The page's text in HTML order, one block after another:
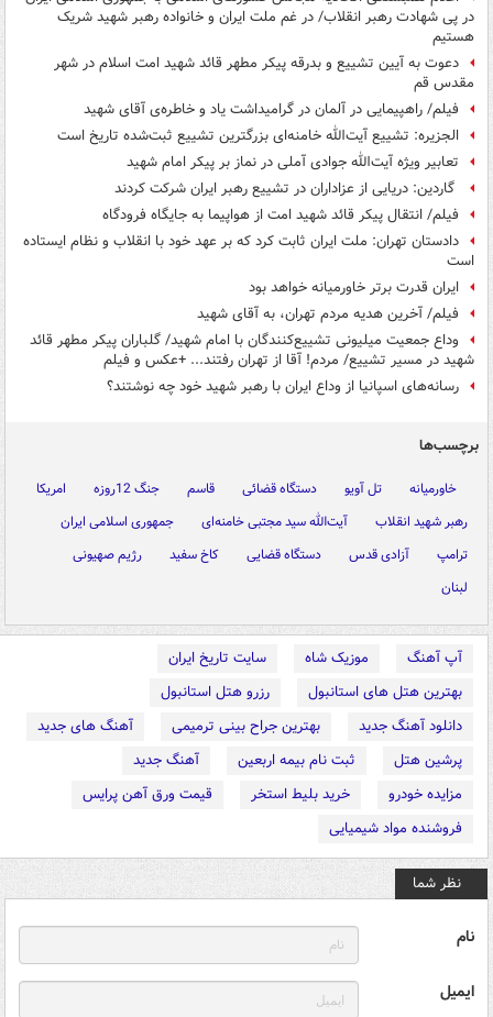
در پی شهادت رهبر انقلاب/ در غم ملت ایران و خانواده رهبر شهید شریک
هستیم
دعوت به آیین تشییع و بدرقه پیکر مطهر قائد شهید امت اسلام در شهر
مقدس قم
فیلم/ راهپیمایی در آلمان در گرامیداشت یاد و خاطره‌ی آقای شهید
الجزیره: تشییع آیت‌الله خامنه‌ای بزرگترین تشییع ثبت‌شده تاریخ است
تعابیر ویژه آیت‌الله جوادی آملی در نماز بر پیکر امام شهید
گاردین: دریایی از عزاداران در تشییع رهبر ایران شرکت کردند
فیلم/ انتقال پیکر قائد شهید امت از هواپیما به جایگاه فرودگاه
دادستان تهران: ملت ایران ثابت کرد که بر عهد خود با انقلاب و نظام ایستاده
است
ایران قدرت برتر خاورمیانه خواهد بود
فیلم/ آخرین هدیه مردم تهران، به آقای شهید
وداع جمعیت میلیونی تشییع‌کنندگان با امام شهید/ گلباران پیکر مطهر قائد
شهید در مسیر تشییع‌/ مردم! آقا از تهران رفتند... +عکس و فیلم
رسانه‌های اسپانیا از وداع ایران با رهبر شهید خود چه نوشتند؟
برچسب‌ها
خاورمیانه تل آویو دستگاه قضائی قاسم جنگ 12روزه
امریکا
رهبر شهید انقلاب
آیت‌الله سید مجتبی خامنه‌ای
جمهوری اسلامی ایران
ترامپ
آزادی قدس دستگاه قضایی کاخ سفید
رژیم صهیونی
لبنان
آپ آهنگ موزیک شاه
سایت تاریخ ایران
بهترین هتل های استانبول
رزرو هتل استانبول
دانلود آهنگ جدید
بهترین جراح بینی ترمیمی
آهنگ های جدید
پرشین هتل
ثبت نام بیمه اربعین
آهنگ جدید
مزایده خودرو
خرید بلیط استخر
قیمت ورق آهن پرایس
فروشنده مواد شیمیایی
نظر شما
نام
ایمیل